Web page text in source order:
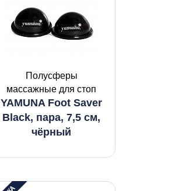
Полусферы
массажные для стоп
YAMUNA Foot Saver
Black, пара, 7,5 см,
чёрный